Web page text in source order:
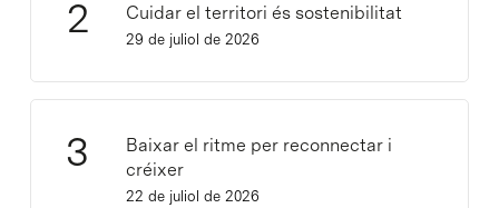
Cuidar el territori és sostenibilitat
29 de juliol de 2026
Baixar el ritme per reconnectar i
créixer
22 de juliol de 2026